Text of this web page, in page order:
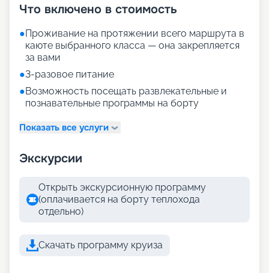
Что включено в стоимость
●Проживание на протяжении всего маршрута в
каюте выбранного класса — она закрепляется
за вами
●3-разовое питание
●Возможность посещать развлекательные и
познавательные программы на борту
Показать все услуги
Экскурсии
Открыть экскурсионную программу
(оплачивается на борту теплохода
отдельно)
Скачать программу круиза